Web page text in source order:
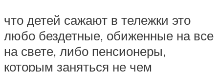
что детей сажают в тележки это
любо бездетные, обиженные на все
на свете, либо пенсионеры,
которым заняться не чем